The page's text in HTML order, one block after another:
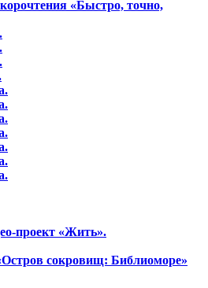
«Быстро, точно,
проект «Жить».
сокровищ: Библиоморе»